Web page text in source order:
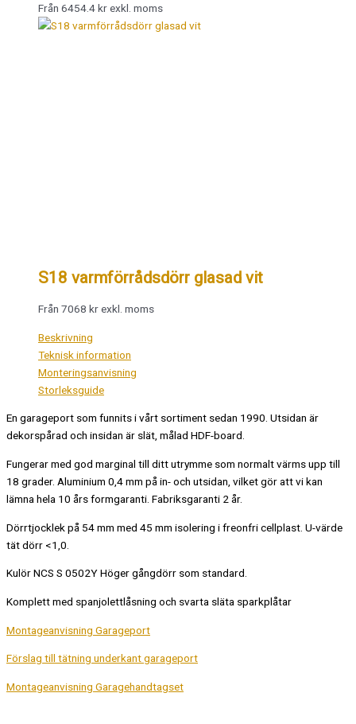
Från 6454.4 kr exkl. moms
S18 varmförrådsdörr glasad vit
Från 7068 kr exkl. moms
Beskrivning
Teknisk information
Monteringsanvisning
Storleksguide
En garageport som funnits i vårt sortiment sedan 1990. Utsidan är
dekorspårad och insidan är slät, målad HDF-board.
Fungerar med god marginal till ditt utrymme som normalt värms upp till
18 grader. Aluminium 0,4 mm på in- och utsidan, vilket gör att vi kan
lämna hela 10 års formgaranti. Fabriksgaranti 2 år.
Dörrtjocklek på 54 mm med 45 mm isolering i freonfri cellplast. U-värde
tät dörr <1,0.
Kulör NCS S 0502Y Höger gångdörr som standard.
Komplett med spanjolettlåsning och svarta släta sparkplåtar
Montageanvisning Garageport
Förslag till tätning underkant garageport
Montageanvisning Garagehandtagset